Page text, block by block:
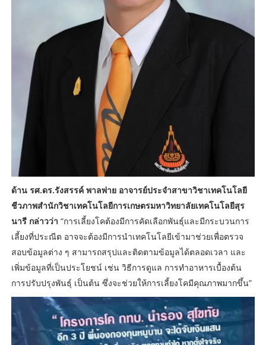
ด้าน รศ.ดร.รังสรรค์ พาลพ่าย อาจารย์ประจำสาขาวิชาเทคโนโลยี
ชีวภาพสำนักวิชาเทคโนโลยีการเกษตรมหาวิทยาลัยเทคโนโลยีสุร
นารี กล่าวว่า “การเลี้ยงโคต้องมีการคัดเลือกพันธุ์และมีกระบวนการ
เลี้ยงที่ประณีต อาจจะต้องมีการนำเทคโนโลยีเข้ามาช่วยเพื่อตรวจ
สอบข้อมูลต่าง ๆ สามารถสรุปและติดตามข้อมูลได้ตลอดเวลา และ
เพิ่มข้อมูลที่เป็นประโยชน์ เช่น วิธีการดูแล การทำอาหารเบื้องต้น
การปรับปรุงพันธุ์ เป็นต้น ซึ่งจะช่วยให้การเลี้ยงโคมีคุณภาพมากขึ้น”